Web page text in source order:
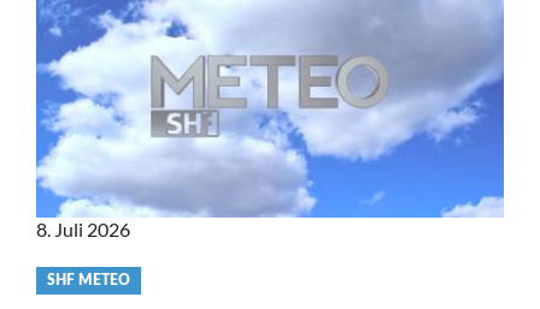
Video
category
SHF METEO
8. Juli 2026